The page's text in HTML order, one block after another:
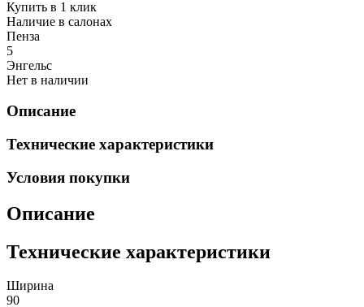
Купить в 1 клик
Наличие в салонах
Пенза
5
Энгельс
Нет в наличии
Описание
Технические характеристики
Условия покупки
Описание
Технические характеристики
Ширина
90